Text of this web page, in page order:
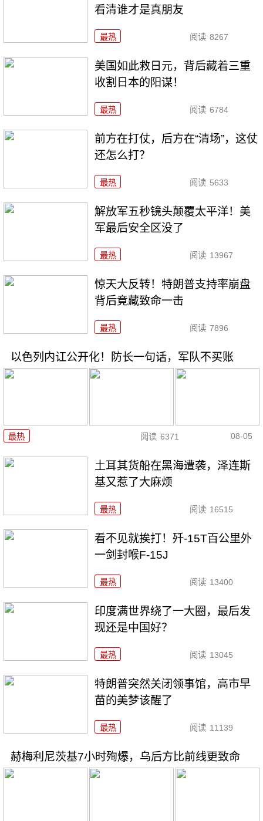
看清谁才是真朋友
最热 阅读 8267
美国如此救日元，背后藏着三重
收割日本的阳谋！
最热 阅读 6784
前方在打仗，后方在“清场”，这仗
还怎么打？
最热 阅读 5633
解放军五秒镜头颠覆太平洋！美
军最后安全区没了
最热 阅读 13967
惊天大反转！特朗普支持率崩盘
背后竟藏致命一击
最热 阅读 7896
以色列内讧公开化！防长一句话，军队不买账
最热 阅读 6371 08-05
土耳其货船在黑海遭袭，泽连斯
基又惹了大麻烦
最热 阅读 16515
看不见就挨打！歼-15T百公里外
一剑封喉F-15J
最热 阅读 13400
印度满世界绕了一大圈，最后发
现还是中国好？
最热 阅读 13045
特朗普突然关闭领事馆，高市早
苗的美梦该醒了
最热 阅读 11139
赫梅利尼茨基7小时殉爆，乌后方比前线更致命